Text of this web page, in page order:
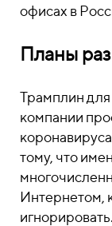
офисах в
Планы
Трамплин для
компании
тому, что
Интернетом,